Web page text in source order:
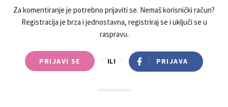
Za komentiranje je potrebno prijaviti se. Nemaš korisnički račun?
Registracija je brza i jednostavna, registriraj se i uključi se u
raspravu.
PRIJAVI SE ILI PRIJAVA